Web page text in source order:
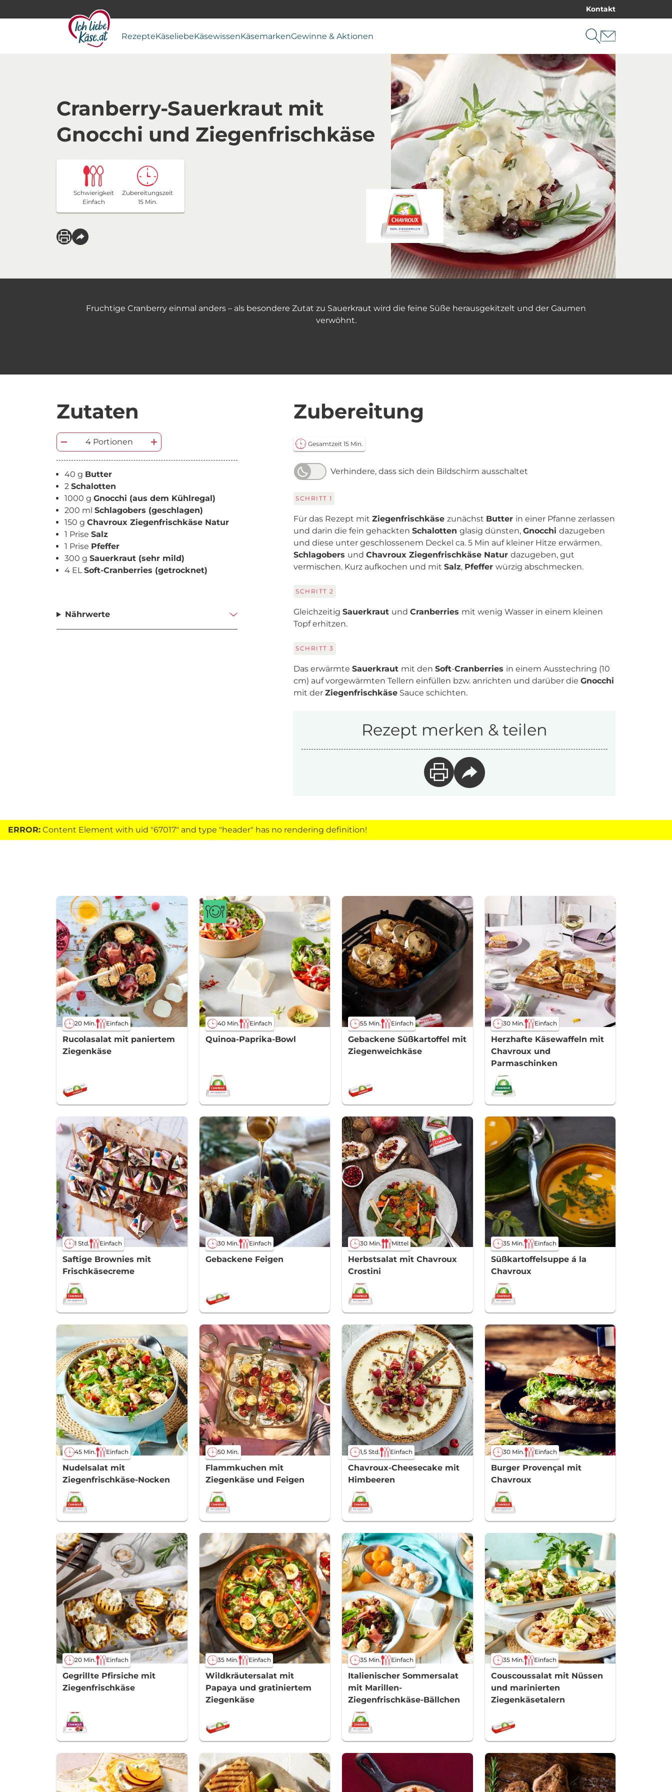
Kontakt
RezepteKäseliebeKäsewissenKäsemarkenGewinne & Aktionen
Cranberry-Sauerkraut mit
Gnocchi und Ziegenfrischkäse
Schwierigkeit
Einfach
Zubereitungszeit
15 Min.
Fruchtige Cranberry einmal anders – als besondere Zutat zu Sauerkraut wird die feine Süße herausgekitzelt und der Gaumen
verwöhnt.
Zutaten
4 Portionen
40 g Butter
2 Schalotten
1000 g Gnocchi (aus dem Kühlregal)
200 ml Schlagobers (geschlagen)
150 g Chavroux Ziegenfrischkäse Natur
1 Prise Salz
1 Prise Pfeffer
300 g Sauerkraut (sehr mild)
4 ELSoft-Cranberries (getrocknet)
Nährwerte
Zubereitung
Gesamtzeit 15 Min.
Verhindere, dass sich dein Bildschirm ausschaltet
SCHRITT 1
Für das Rezept mit Ziegenfrischkäse zunächst Butter in einer Pfanne zerlassen
und darin die fein gehackten Schalotten glasig dünsten, Gnocchi dazugeben
und diese unter geschlossenem Deckel ca. 5 Min auf kleiner Hitze erwärmen.
Schlagobers und Chavroux Ziegenfrischkäse Natur dazugeben, gut
vermischen. Kurz aufkochen und mit Salz, Pfeffer würzig abschmecken.
SCHRITT 2
Gleichzeitig Sauerkraut und Cranberries mit wenig Wasser in einem kleinen
Topf erhitzen.
SCHRITT 3
Das erwärmte Sauerkraut mit den Soft-Cranberries in einem Ausstechring (10
cm) auf vorgewärmten Tellern einfüllen bzw. anrichten und darüber die Gnocchi
mit der Ziegenfrischkäse Sauce schichten.
Rezept merken & teilen
ERROR: Content Element with uid "67017" and type "header" has no rendering definition!
20 Min. Einfach
Rucolasalat mit paniertem
Ziegenkäse
40 Min. Einfach
Quinoa-Paprika-Bowl
55 Min. Einfach
Gebackene Süßkartoffel mit
Ziegenweichkäse
30 Min. Einfach
Herzhafte Käsewaffeln mit
Chavroux und
Parmaschinken
1 Std. Einfach
Saftige Brownies mit
Frischkäsecreme
30 Min. Einfach
Gebackene Feigen
30 Min. Mittel
Herbstsalat mit Chavroux
Crostini
35 Min. Einfach
Süßkartoffelsuppe á la
Chavroux
45 Min. Einfach
Nudelsalat mit
Ziegenfrischkäse-Nocken
50 Min.
Flammkuchen mit
Ziegenkäse und Feigen
1,5 Std. Einfach
Chavroux-Cheesecake mit
Himbeeren
30 Min. Einfach
Burger Provençal mit
Chavroux
20 Min. Einfach
Gegrillte Pfirsiche mit
Ziegenfrischkäse
35 Min. Einfach
Wildkräutersalat mit
Papaya und gratiniertem
Ziegenkäse
35 Min. Einfach
Italienischer Sommersalat
mit Marillen-
Ziegenfrischkäse-Bällchen
35 Min. Einfach
Couscoussalat mit Nüssen
und marinierten
Ziegenkäsetalern